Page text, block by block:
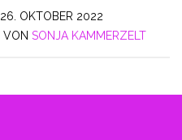
26. OKTOBER 2022
VON SONJA KAMMERZELT